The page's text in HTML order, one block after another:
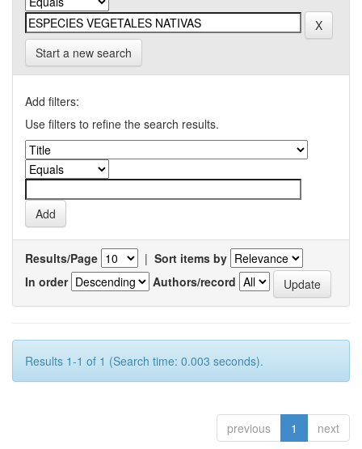
Start a new search
Add filters:
Use filters to refine the search results.
Results/Page | Sort items by
In order
Authors/record
Results 1-1 of 1 (Search time: 0.003 seconds).
previous 1 next